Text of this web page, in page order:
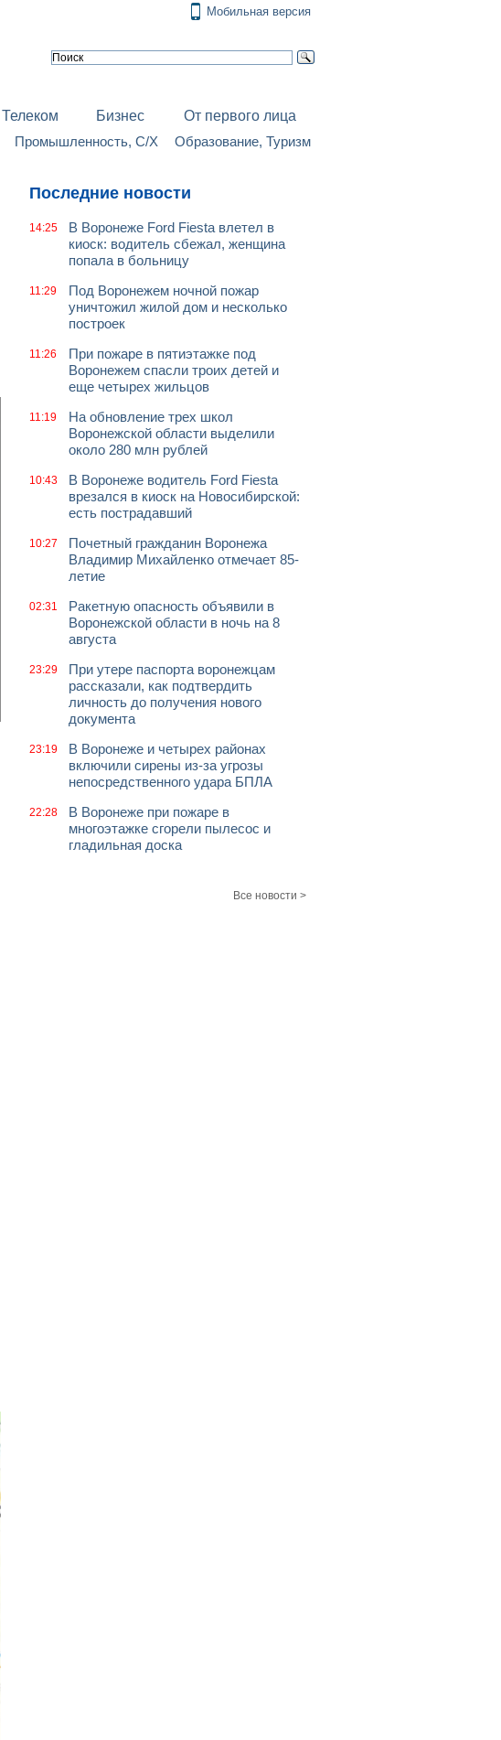
Мобильная версия
Телеком Бизнес
От первого лица
Промышленность, С/Х Образование, Туризм
Последние новости
14:25
В Воронеже Ford Fiesta влетел в
киоск: водитель сбежал, женщина
попала в больницу
11:29
Под Воронежем ночной пожар
уничтожил жилой дом и несколько
построек
11:26
При пожаре в пятиэтажке под
Воронежем спасли троих детей и
еще четырех жильцов
11:19
На обновление трех школ
Воронежской области выделили
около 280 млн рублей
10:43
В Воронеже водитель Ford Fiesta
врезался в киоск на Новосибирской:
есть пострадавший
10:27
Почетный гражданин Воронежа
Владимир Михайленко отмечает 85-
летие
02:31
Ракетную опасность объявили в
Воронежской области в ночь на 8
августа
23:29
При утере паспорта воронежцам
рассказали, как подтвердить
личность до получения нового
документа
23:19
В Воронеже и четырех районах
включили сирены из-за угрозы
непосредственного удара БПЛА
22:28
В Воронеже при пожаре в
многоэтажке сгорели пылесос и
гладильная доска
Все новости >